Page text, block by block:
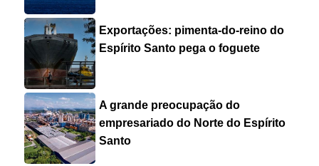
Exportações: pimenta-do-reino do
Espírito Santo pega o foguete
A grande preocupação do
empresariado do Norte do Espírito
Santo